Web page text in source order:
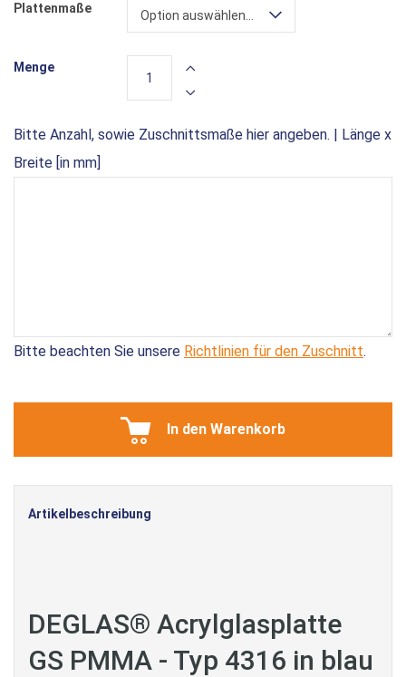
Plattenmaße Option auswählen...
Bitte Anzahl, sowie Zuschnittsmaße hier angeben. | Länge x
Breite [in mm]
Bitte beachten Sie unsere Richtlinien für den Zuschnitt.
Menge
In den Warenkorb
Artikelbeschreibung
DEGLAS® Acrylglasplatte
GS PMMA - Typ 4316 in blau